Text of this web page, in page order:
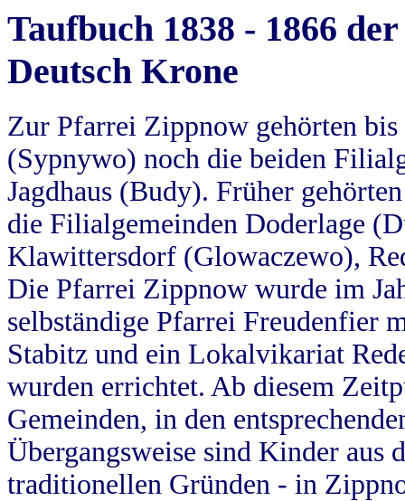
Taufbuch 1838 - 1866
Deutsch Krone
Zur Pfarrei Zippnow gehörten
(Sypnywo) noch die beiden
Jagdhaus (Budy). Früher
die Filialgemeinden Doderlage
Klawittersdorf (Glowaczewo),
Die Pfarrei Zippnow wurde im
selbständige Pfarrei Freudenfier
Stabitz und ein Lokalvikariat
wurden errichtet. Ab diesem
Gemeinden, in den
Übergangsweise sind Kinder aus
traditionellen Gründen - in